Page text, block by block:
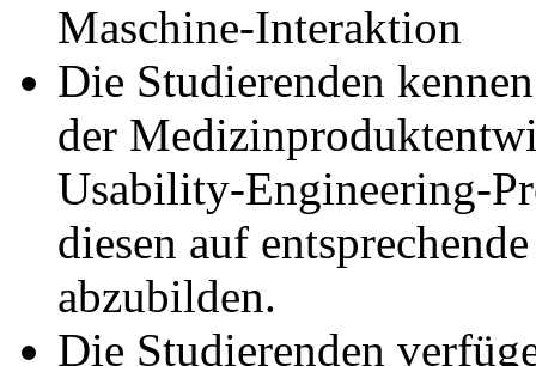
Maschine-Interaktion
Die Studierenden
der
Usability-Engineering-
diesen auf
abzubilden.
Die Studierenden